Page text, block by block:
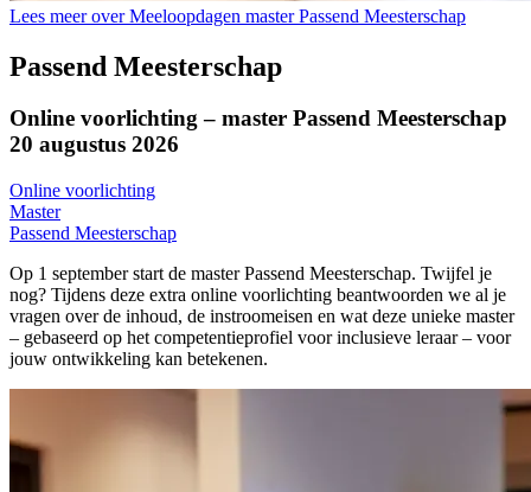
Lees meer over Meeloopdagen master Passend Meesterschap
Passend Meesterschap
Online voorlichting – master Passend Meesterschap
20 augustus 2026
Online voorlichting
Master
Passend Meesterschap
Op 1 september start de master Passend Meesterschap. Twijfel je
nog? Tijdens deze extra online voorlichting beantwoorden we al je
vragen over de inhoud, de instroomeisen en wat deze unieke master
– gebaseerd op het competentieprofiel voor inclusieve leraar – voor
jouw ontwikkeling kan betekenen.